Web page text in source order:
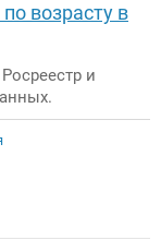
возрасту в
и